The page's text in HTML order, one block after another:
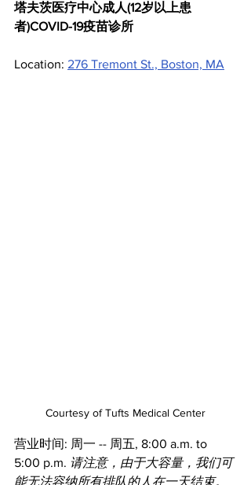
塔夫茨医疗中心成人(12岁以上患
者)COVID-19疫苗诊所
Location: 276 Tremont St., Boston, MA
Courtesy of Tufts Medical Center
营业时间: 周一 -- 周五, 8:00 a.m. to
5:00 p.m. 请注意，由于大容量，我们可
能无法容纳所有排队的人在一天结束。